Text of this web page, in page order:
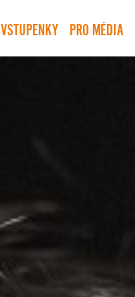
VSTUPENKY PRO MÉDIA